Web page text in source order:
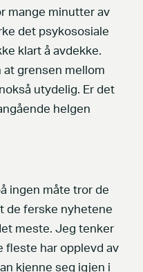
mange minutter av
det psykososiale
klart å avdekke.
at grensen mellom
utydelig. Er det
helgen
ingen måte tror de
de ferske nyhetene
meste. Jeg tenker
fleste har opplevd av
kjenne seg igjen i